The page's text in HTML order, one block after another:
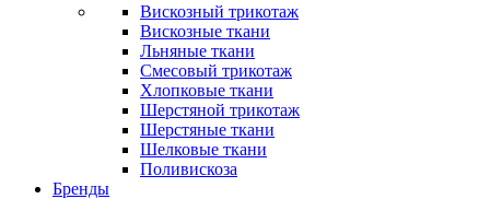
Вискозный трикотаж
Вискозные ткани
Льняные ткани
Смесовый трикотаж
Хлопковые ткани
Шерстяной трикотаж
Шерстяные ткани
Шелковые ткани
Поливискоза
Бренды